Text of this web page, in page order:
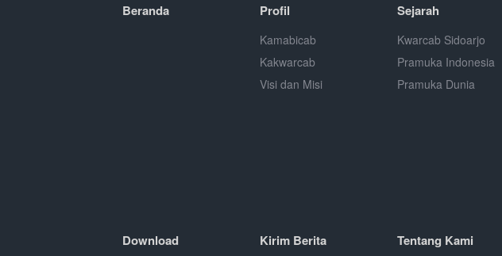
Beranda Profil
Kamabicab
Kakwarcab
Visi dan Misi
Sejarah
Kwarcab Sidoarjo
Pramuka Indonesia
Pramuka Dunia
Download Kirim Berita Tentang Kami